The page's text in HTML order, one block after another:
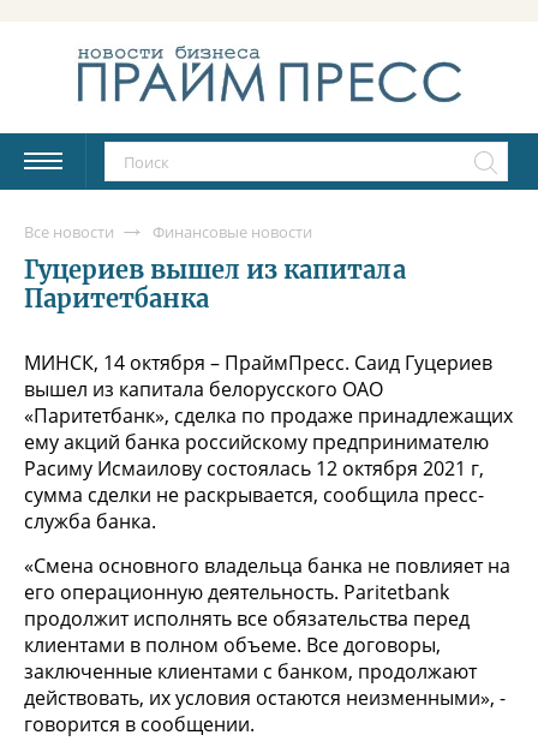
Все новости Финансовые новости
Гуцериев вышел из капитала
Паритетбанка
МИНСК, 14 октября – ПраймПресс. Саид Гуцериев
вышел из капитала белорусского ОАО
«Паритетбанк», сделка по продаже принадлежащих
ему акций банка российскому предпринимателю
Расиму Исмаилову состоялась 12 октября 2021 г,
сумма сделки не раскрывается, сообщила пресс-
служба банка.
«Смена основного владельца банка не повлияет на
его операционную деятельность. Paritetbank
продолжит исполнять все обязательства перед
клиентами в полном объеме. Все договоры,
заключенные клиентами с банком, продолжают
действовать, их условия остаются неизменными», -
говорится в сообщении.